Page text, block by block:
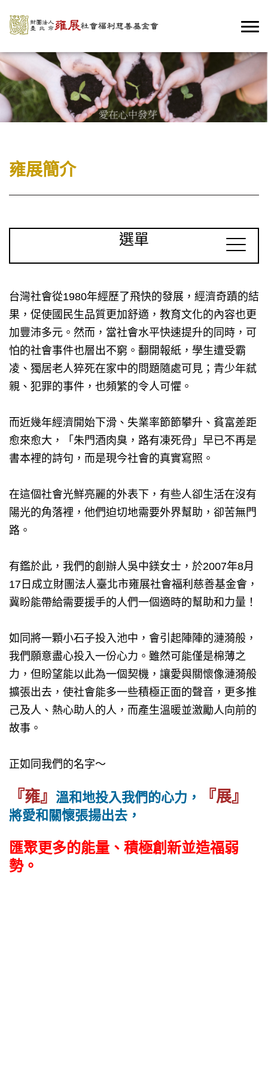
雍展簡介
選單
台灣社會從1980年經歷了飛快的發展，經濟奇蹟的結
果，促使國民生品質更加舒適，教育文化的內容也更
加豐沛多元。然而，當社會水平快速提升的同時，可
怕的社會事件也層出不窮。翻開報紙，學生遭受霸
凌、獨居老人猝死在家中的問題隨處可見；青少年弒
親、犯罪的事件，也頻繁的令人可懼。
而近幾年經濟開始下滑、失業率節節攀升、貧富差距
愈來愈大，「朱門酒肉臭，路有凍死骨」早已不再是
書本裡的詩句，而是現今社會的真實寫照。
在這個社會光鮮亮麗的外表下，有些人卻生活在沒有
陽光的角落裡，他們迫切地需要外界幫助，卻苦無門
路。
有鑑於此，我們的創辦人吳中鎂女士，於2007年8月
17日成立財團法人臺北市雍展社會福利慈善基金會，
冀盼能帶給需要援手的人們一個適時的幫助和力量！
如同將一顆小石子投入池中，會引起陣陣的漣漪般，
我們願意盡心投入一份心力。雖然可能僅是棉薄之
力，但盼望能以此為一個契機，讓愛與關懷像漣漪般
擴張出去，使社會能多一些積極正面的聲音，更多推
己及人、熱心助人的人，而產生溫暖並激勵人向前的
故事。
正如同我們的名字～
『雍』 溫和地投入我們的心力， 『展』
將愛和關懷張揚出去，
匯聚更多的能量、積極創新並造福弱
勢。